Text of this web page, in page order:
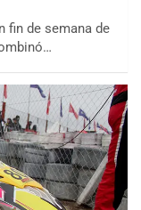
fin de semana de